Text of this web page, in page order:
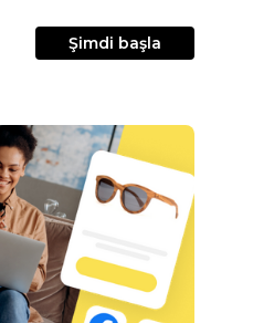
Şimdi başla